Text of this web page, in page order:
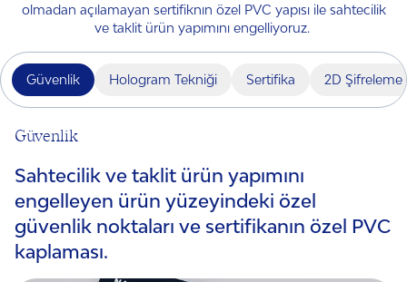
olmadan açılamayan sertifiknın özel PVC yapısı ile sahtecilik
ve taklit ürün yapımını engelliyoruz.
Güvenlik Hologram Tekniği Sertifika 2D Şifreleme
Güvenlik
Sahtecilik ve taklit ürün yapımını
engelleyen ürün yüzeyindeki özel
güvenlik noktaları ve sertifikanın özel PVC
kaplaması.